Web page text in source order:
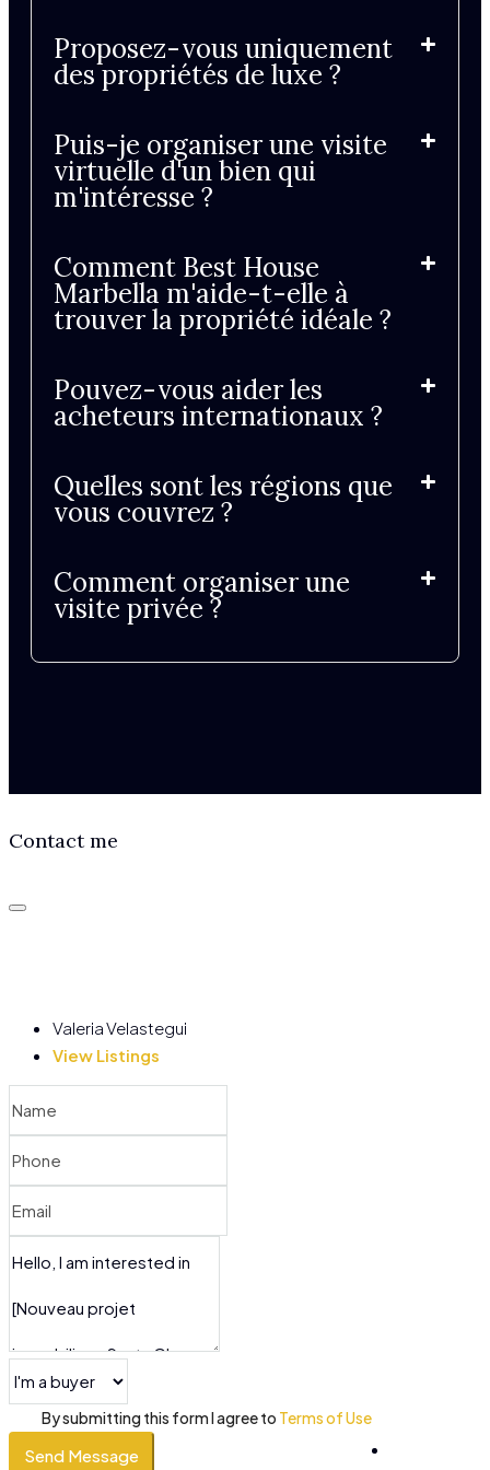
Proposez-vous uniquement
des propriétés de luxe ?
Puis-je organiser une visite
virtuelle d'un bien qui
m'intéresse ?
Comment Best House
Marbella m'aide-t-elle à
trouver la propriété idéale ?
Pouvez-vous aider les
acheteurs internationaux ?
Quelles sont les régions que
vous couvrez ?
Comment organiser une
visite privée ?
Contact me
Valeria Velastegui
View Listings
By submitting this form I agree to Terms of Use
Send Message